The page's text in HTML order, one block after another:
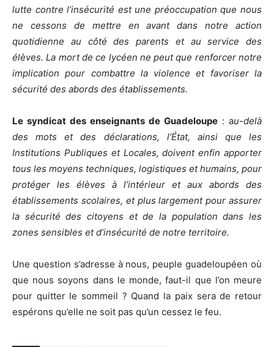
lutte contre l’insécurité est une préoccupation que nous
ne cessons de mettre en avant dans notre action
quotidienne au côté des parents et au service des
élèves. La mort de ce lycéen ne peut que renforcer notre
implication pour combattre la violence et favoriser la
sécurité des abords des établissements.
Le syndicat des enseignants de Guadeloupe : au-delà
des mots et des déclarations, l’État, ainsi que les
Institutions Publiques et Locales, doivent enfin apporter
tous les moyens techniques, logistiques et humains, pour
protéger les élèves à l’intérieur et aux abords des
établissements scolaires, et plus largement pour assurer
la sécurité des citoyens et de la population dans les
zones sensibles et d’insécurité de notre territoire.
Une question s’adresse à nous, peuple guadeloupéen où
que nous soyons dans le monde, faut-il que l’on meure
pour quitter le sommeil ? Quand la paix sera de retour
espérons qu’elle ne soit pas qu’un cessez le feu.